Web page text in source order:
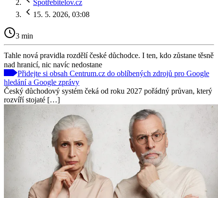
Spotřebitelov.cz
15. 5. 2026, 03:08
3 min
Tahle nová pravidla rozdělí české důchodce. I ten, kdo zůstane těsně
nad hranicí, nic navíc nedostane
Přidejte si obsah Centrum.cz do oblíbených zdrojů pro Google
hledání a Google zprávy
Český důchodový systém čeká od roku 2027 pořádný průvan, který
rozvíří stojaté […]